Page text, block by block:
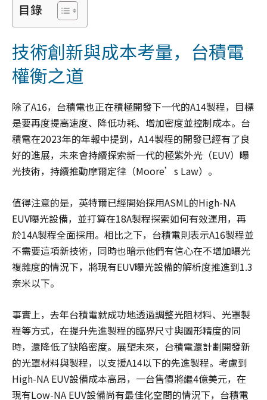
目錄
技術創新與成本考量，台積電
權衡之道
除了A16，台積電也正在積極開發下一代的A14製程，目標
是要再度提高速度、降低功耗、增加密度並控制成本。台
積電在2023年的年報中提到，A14製程的開發已經有了良
好的進展，未來會持續探索新一代的極紫外光（EUV）曝
光技術，持續推動摩爾定律（Moore’s Law）。
值得注意的是，英特爾已經開始採用ASML的High-NA
EUV曝光設備，並打算在18A製程探索如何有效運用，再
於14A製程全面採用。相比之下，台積電則表示A16製程並
不需要這項新技術，同時也暗示他們有信心在不增加曝光
複雜度的情況下，將現有EUV曝光設備的解析度推進到1.3
奈米以下。
事實上，去年台積電就成功地透過調整光阻材料、光罩製
程等方式，在提升先進製程的臨界尺寸與圖形精度的同
時，還降低了缺陷密度。展望未來，台積電還計劃開發新
的光罩材料與製程，以支援A14以下的先進製程。考慮到
High-NA EUV設備成本高昂，一台售價將繼4億美元，在
現有Low-NA EUV設備尚有最佳化空間的情況下，台積電